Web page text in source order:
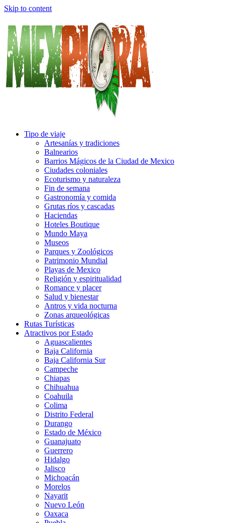
Skip to content
Tipo de viaje
Artesanías y tradiciones
Balnearios
Barrios Mágicos de la Ciudad de Mexico
Ciudades coloniales
Ecoturismo y naturaleza
Fin de semana
Gastronomía y comida
Grutas ríos y cascadas
Haciendas
Hoteles Boutique
Mundo Maya
Museos
Parques y Zoológicos
Patrimonio Mundial
Playas de Mexico
Religión y espiritualidad
Romance y placer
Salud y bienestar
Antros y vida nocturna
Zonas arqueológicas
Rutas Turísticas
Atractivos por Estado
Aguascalientes
Baja California
Baja California Sur
Campeche
Chiapas
Chihuahua
Coahuila
Colima
Distrito Federal
Durango
Estado de México
Guanajuato
Guerrero
Hidalgo
Jalisco
Michoacán
Morelos
Nayarit
Nuevo León
Oaxaca